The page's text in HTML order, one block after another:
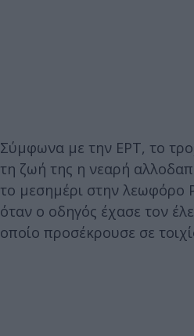
Σύμφωνα με την ΕΡΤ, το
τη ζωή της η νεαρή
το μεσημέρι στην λεωφόρο
όταν ο οδηγός έχασε τον
οποίο προσέκρουσε σε